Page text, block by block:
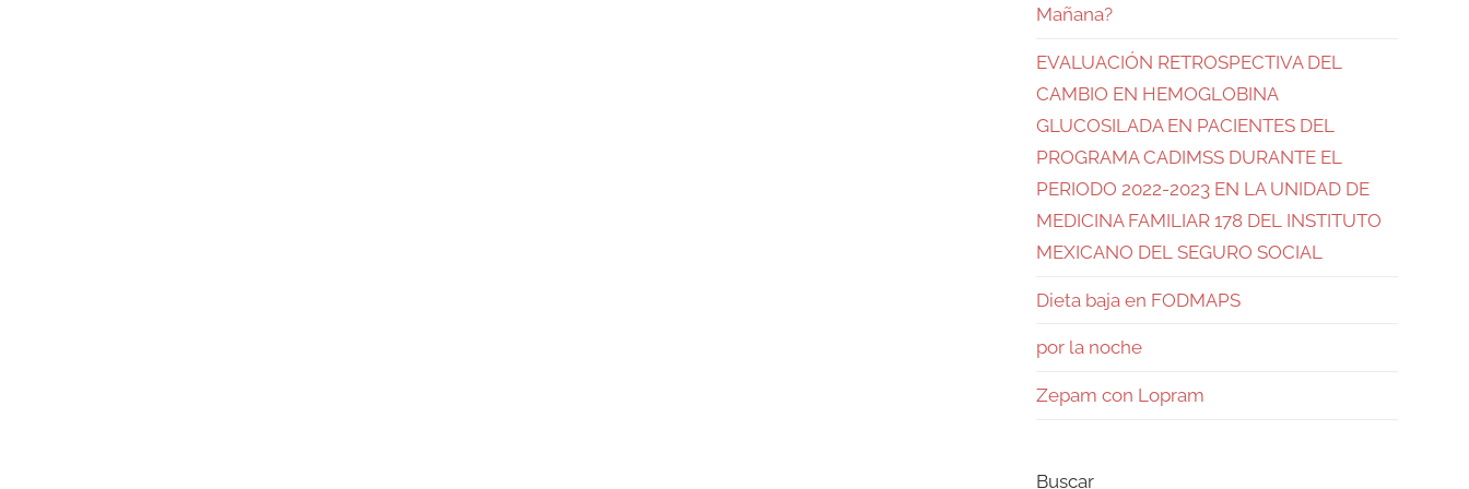
Mañana?
EVALUACIÓN RETROSPECTIVA DEL
CAMBIO EN HEMOGLOBINA
GLUCOSILADA EN PACIENTES DEL
PROGRAMA CADIMSS DURANTE EL
PERIODO 2022-2023 EN LA UNIDAD DE
MEDICINA FAMILIAR 178 DEL INSTITUTO
MEXICANO DEL SEGURO SOCIAL
Dieta baja en FODMAPS
por la noche
Zepam con Lopram
Buscar